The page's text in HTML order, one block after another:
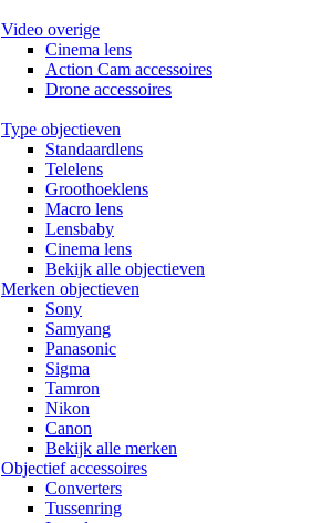
Video overige
Cinema lens
Action Cam accessoires
Drone accessoires
Type objectieven
Standaardlens
Telelens
Groothoeklens
Macro lens
Lensbaby
Cinema lens
Bekijk alle objectieven
Merken objectieven
Sony
Samyang
Panasonic
Sigma
Tamron
Nikon
Canon
Bekijk alle merken
Objectief accessoires
Converters
Tussenring